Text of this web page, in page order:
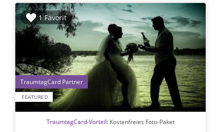
1 Favorit
FEATURED
1
TraumtagCard-Vorteil: Kostenfreies Foto-Paket